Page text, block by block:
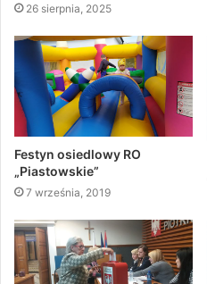
26 sierpnia, 2025
Festyn osiedlowy RO
„Piastowskie”
7 września, 2019